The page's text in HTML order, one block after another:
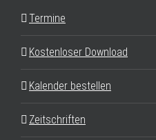
Termine
Kostenloser Download
Kalender bestellen
Zeitschriften